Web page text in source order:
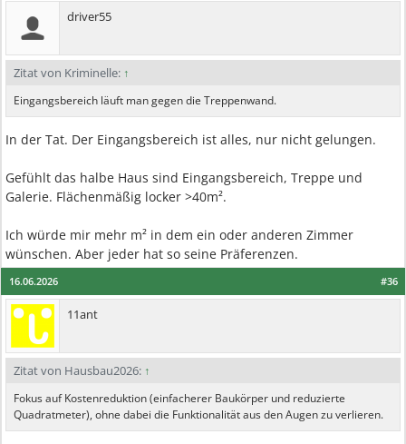
driver55
Zitat von Kriminelle: ↑
Eingangsbereich läuft man gegen die Treppenwand.
In der Tat. Der Eingangsbereich ist alles, nur nicht gelungen.
Gefühlt das halbe Haus sind Eingangsbereich, Treppe und
Galerie. Flächenmäßig locker >40m².
Ich würde mir mehr m² in dem ein oder anderen Zimmer
wünschen. Aber jeder hat so seine Präferenzen.
#36
16.06.2026
11ant
Zitat von Hausbau2026: ↑
Fokus auf Kostenreduktion (einfacherer Baukörper und reduzierte
Quadratmeter), ohne dabei die Funktionalität aus den Augen zu verlieren.